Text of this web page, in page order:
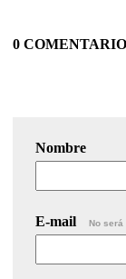
0
Nombre
E-mail No será